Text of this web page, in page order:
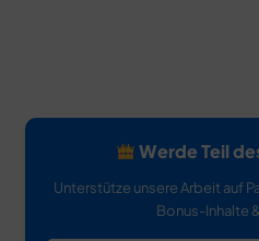
Werde Teil
Unterstütze unsere Arbeit auf
Bonus-Inhalte